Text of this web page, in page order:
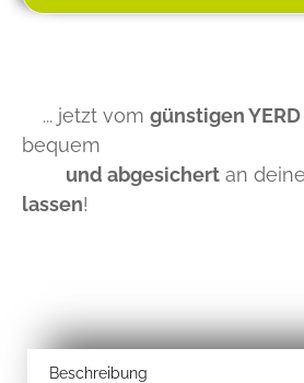
... jetzt vom günstigen
bequem
und abgesichert an
lassen!
Beschreibung